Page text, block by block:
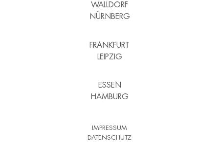
WALLDORF
NÜRNBERG
FRANKFURT
LEIPZIG
ESSEN
HAMBURG
IMPRESSUM
DATENSCHUTZ